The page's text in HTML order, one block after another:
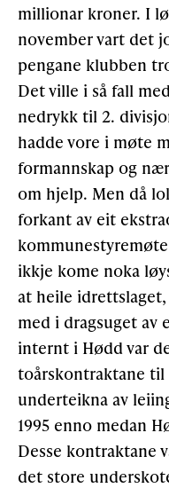
millionar kroner. I
november vart det
pengane klubben
Det ville i så fall
nedrykk til 2.
hadde vore i møte
formannskap og
om hjelp. Men då
forkant av eit
ikkje kome noka
at heile
med i dragsuget av
internt i Hødd var
toårskontraktane til
underteikna av
1995 enno medan
Desse kontraktane
det store